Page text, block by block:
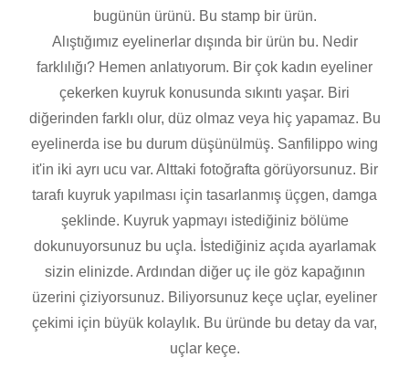
bugünün ürünü. Bu stamp bir ürün.
Alıştığımız eyelinerlar dışında bir ürün bu. Nedir
farklılığı? Hemen anlatıyorum. Bir çok kadın eyeliner
çekerken kuyruk konusunda sıkıntı yaşar. Biri
diğerinden farklı olur, düz olmaz veya hiç yapamaz. Bu
eyelinerda ise bu durum düşünülmüş. Sanfilippo wing
it'in iki ayrı ucu var. Alttaki fotoğrafta görüyorsunuz. Bir
tarafı kuyruk yapılması için tasarlanmış üçgen, damga
şeklinde. Kuyruk yapmayı istediğiniz bölüme
dokunuyorsunuz bu uçla. İstediğiniz açıda ayarlamak
sizin elinizde. Ardından diğer uç ile göz kapağının
üzerini çiziyorsunuz. Biliyorsunuz keçe uçlar, eyeliner
çekimi için büyük kolaylık. Bu üründe bu detay da var,
uçlar keçe.